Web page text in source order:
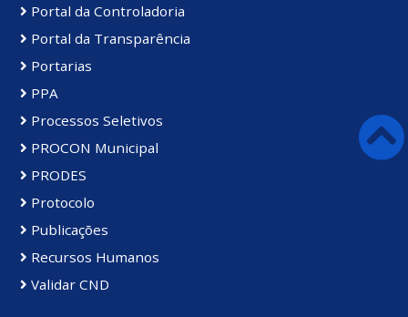
Portal da Controladoria
Portal da Transparência
Portarias
PPA
Processos Seletivos
PROCON Municipal
PRODES
Protocolo
Publicações
Recursos Humanos
Validar CND